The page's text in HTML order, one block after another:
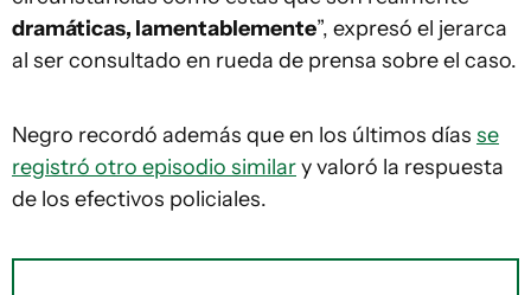
dramáticas, lamentablemente”, expresó el jerarca
al ser consultado en rueda de prensa sobre el caso.
Negro recordó además que en los últimos días se
registró otro episodio similary valoró la respuesta
de los efectivos policiales.